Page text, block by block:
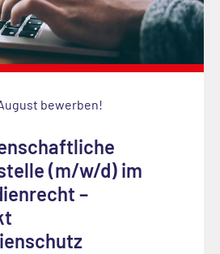
bewerben!
(m/w/d) im
–